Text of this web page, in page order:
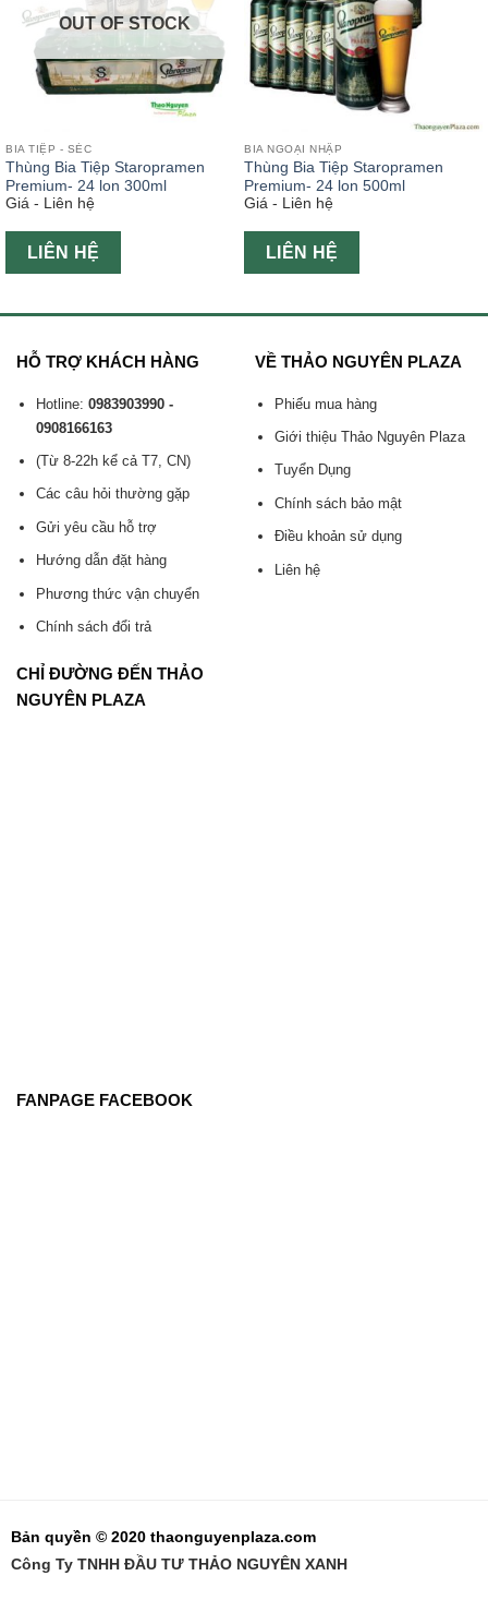
OUT OF STOCK
BIA TIỆP - SÉC
Thùng Bia Tiệp Staropramen
Premium- 24 lon 300ml
Giá - Liên hệ
LIÊN HỆ
BIA NGOẠI NHẬP
Thùng Bia Tiệp Staropramen
Premium- 24 lon 500ml
Giá - Liên hệ
LIÊN HỆ
HỖ TRỢ KHÁCH HÀNG
Hotline: 0983903990 -
0908166163
(Từ 8-22h kể cả T7, CN)
Các câu hỏi thường gặp
Gửi yêu cầu hỗ trợ
Hướng dẫn đặt hàng
Phương thức vận chuyển
Chính sách đổi trả
VỀ THẢO NGUYÊN PLAZA
Phiếu mua hàng
Giới thiệu Thảo Nguyên Plaza
Tuyển Dụng
Chính sách bảo mật
Điều khoản sử dụng
Liên hệ
CHỈ ĐƯỜNG ĐẾN THẢO
NGUYÊN PLAZA
FANPAGE FACEBOOK
Bản quyền © 2020 thaonguyenplaza.com
Công Ty TNHH ĐẦU TƯ THẢO NGUYÊN XANH